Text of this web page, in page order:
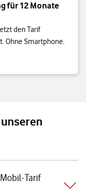
für 12 Monate
den Tarif
Ohne Smartphone.
Tarif